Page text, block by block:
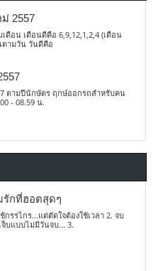
2557
ดือน เดือนดีคือ 6,9,12,1,2,4 (เดือน
ตามวัน วันดีคือ
ตามปีนักษัตร ฤกษ์ออกรถสำหรับคน
- 08.59 น.
รักที่ฮอตสุดๆ
กรรไกร...แต่ตัดใจต้องใช้เวลา 2. จบ
จ็บแบบไม่มีวันจบ... 3.